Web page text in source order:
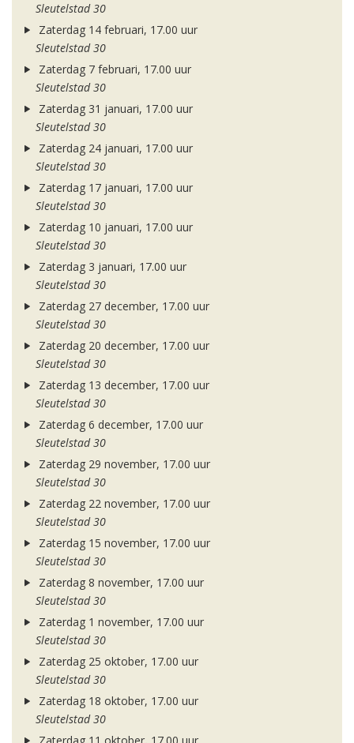
Sleutelstad 30
Zaterdag 14 februari, 17.00 uur
Sleutelstad 30
Zaterdag 7 februari, 17.00 uur
Sleutelstad 30
Zaterdag 31 januari, 17.00 uur
Sleutelstad 30
Zaterdag 24 januari, 17.00 uur
Sleutelstad 30
Zaterdag 17 januari, 17.00 uur
Sleutelstad 30
Zaterdag 10 januari, 17.00 uur
Sleutelstad 30
Zaterdag 3 januari, 17.00 uur
Sleutelstad 30
Zaterdag 27 december, 17.00 uur
Sleutelstad 30
Zaterdag 20 december, 17.00 uur
Sleutelstad 30
Zaterdag 13 december, 17.00 uur
Sleutelstad 30
Zaterdag 6 december, 17.00 uur
Sleutelstad 30
Zaterdag 29 november, 17.00 uur
Sleutelstad 30
Zaterdag 22 november, 17.00 uur
Sleutelstad 30
Zaterdag 15 november, 17.00 uur
Sleutelstad 30
Zaterdag 8 november, 17.00 uur
Sleutelstad 30
Zaterdag 1 november, 17.00 uur
Sleutelstad 30
Zaterdag 25 oktober, 17.00 uur
Sleutelstad 30
Zaterdag 18 oktober, 17.00 uur
Sleutelstad 30